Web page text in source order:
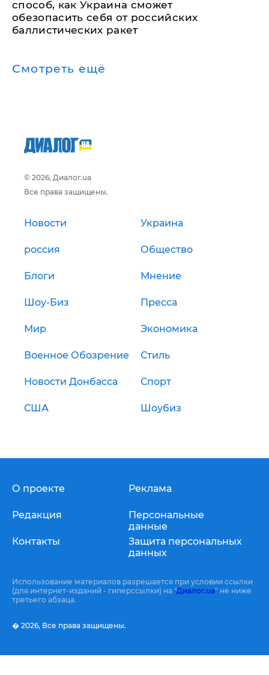
способ, как Украина сможет
обезопасить себя от российских
баллистических ракет
Смотреть ещё
© 2026, Диалог.ua
Все права защищены.
Новости Украина
россия Общество
Блоги Мнение
Шоу-Биз Пресса
Мир Экономика
Военное Обозрение Стиль
Новости Донбасса Спорт
США Шоубиз
О проекте
Редакция
Контакты
Реклама
Персональные
данные
Защита персональных
данных
Использование материалов разрешается при условии ссылки
(для интернет-изданий - гиперссылки) на "Диалог.ua" не ниже
третьего абзаца.
� 2026, Все права защищены.